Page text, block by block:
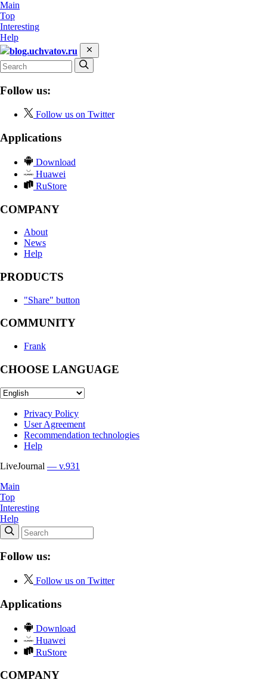
Main
Top
Interesting
Help
blog.uchvatov.ru
Follow us:
Follow us on Twitter
Applications
Download
Huawei
RuStore
COMPANY
About
News
Help
PRODUCTS
"Share" button
COMMUNITY
Frank
CHOOSE LANGUAGE
Privacy Policy
User Agreement
Recommendation technologies
Help
LiveJournal — v.931
Main
Top
Interesting
Help
Follow us:
Follow us on Twitter
Applications
Download
Huawei
RuStore
COMPANY